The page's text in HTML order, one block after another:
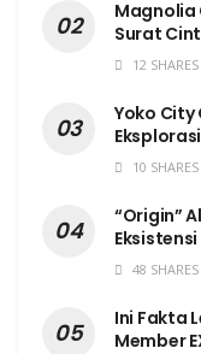
Magnolia
Surat
12 SHARES
Yoko City
10 SHARES
“Origin”
Eksistensi
48 SHARES
Ini Fakta
Member